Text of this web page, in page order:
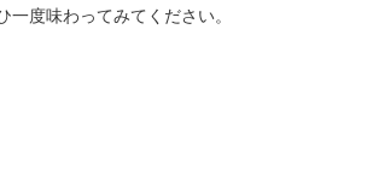
一度味わってみてください。